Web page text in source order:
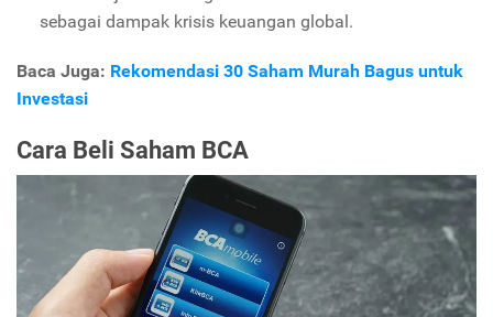
sebagai dampak krisis keuangan global.
Baca Juga: Rekomendasi 30 Saham Murah Bagus untuk
Investasi
Cara Beli Saham BCA